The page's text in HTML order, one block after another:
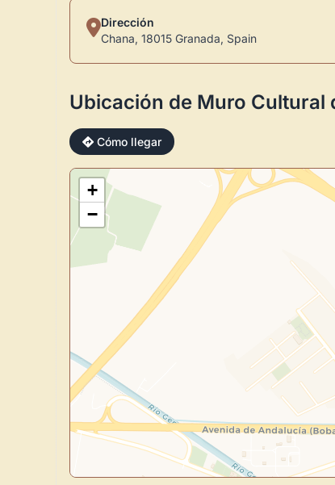
Dirección
Chana, 18015 Granada, Spain
Ubicación de Muro Cultural
Cómo llegar
+
−